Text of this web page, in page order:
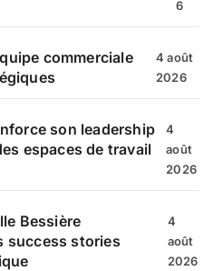
6
commerciale
4 août
2026
son leadership
espaces de travail
4
août
2026
Bessière
success stories
4
août
2026